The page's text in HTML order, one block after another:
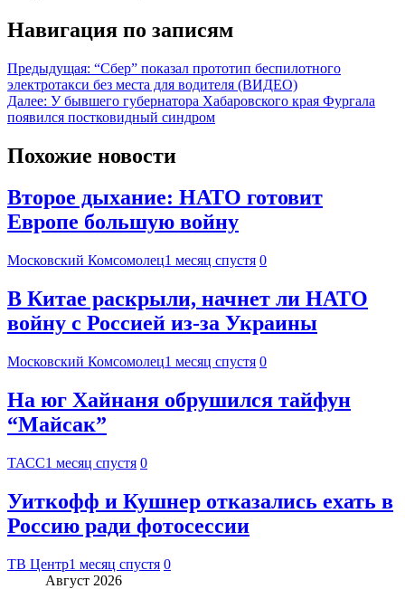
Навигация по записям
Предыдущая: “Сбер” показал прототип беспилотного
электротакси без места для водителя (ВИДЕО)
Далее: У бывшего губернатора Хабаровского края Фургала
появился постковидный синдром
Похожие новости
Второе дыхание: НАТО готовит
Европе большую войну
Московский Комсомолец1 месяц спустя 0
В Китае раскрыли, начнет ли НАТО
войну с Россией из-за Украины
Московский Комсомолец1 месяц спустя 0
На юг Хайнаня обрушился тайфун
“Майсак”
ТАСС1 месяц спустя 0
Уиткофф и Кушнер отказались ехать в
Россию ради фотосессии
ТВ Центр1 месяц спустя 0
Август 2026